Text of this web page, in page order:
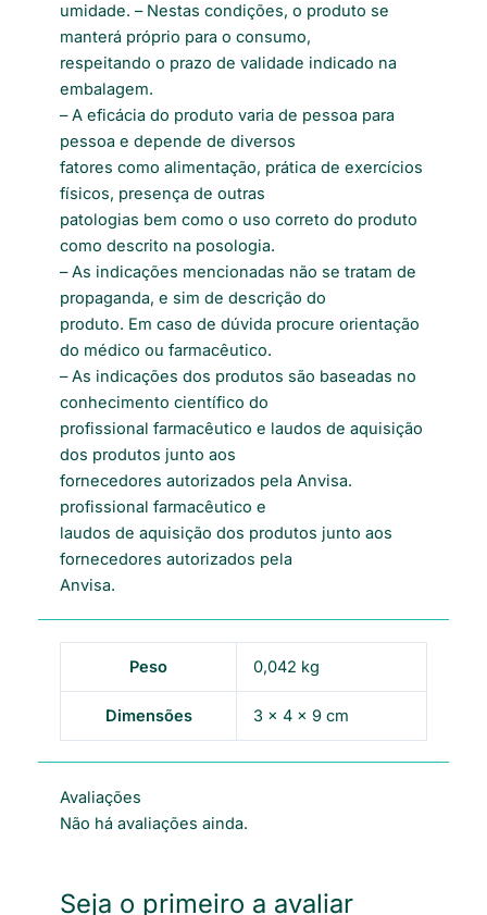
umidade. – Nestas condições, o produto se
manterá próprio para o consumo,
respeitando o prazo de validade indicado na
embalagem.
– A eficácia do produto varia de pessoa para
pessoa e depende de diversos
fatores como alimentação, prática de exercícios
físicos, presença de outras
patologias bem como o uso correto do produto
como descrito na posologia.
– As indicações mencionadas não se tratam de
propaganda, e sim de descrição do
produto. Em caso de dúvida procure orientação
do médico ou farmacêutico.
– As indicações dos produtos são baseadas no
conhecimento científico do
profissional farmacêutico e laudos de aquisição
dos produtos junto aos
fornecedores autorizados pela Anvisa.
profissional farmacêutico e
laudos de aquisição dos produtos junto aos
fornecedores autorizados pela
Anvisa.
Peso 0,042 kg
Dimensões 3 × 4 × 9 cm
Avaliações
Não há avaliações ainda.
Seja o primeiro a avaliar